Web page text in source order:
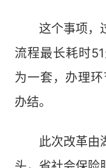
这个事项，过
流程最长耗时
为一套，办理
办结。
此次改革由湖